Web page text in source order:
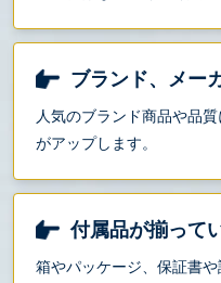
ブランド、メー
人気のブランド商品や品
がアップします。
付属品が揃って
箱やパッケージ、保証書